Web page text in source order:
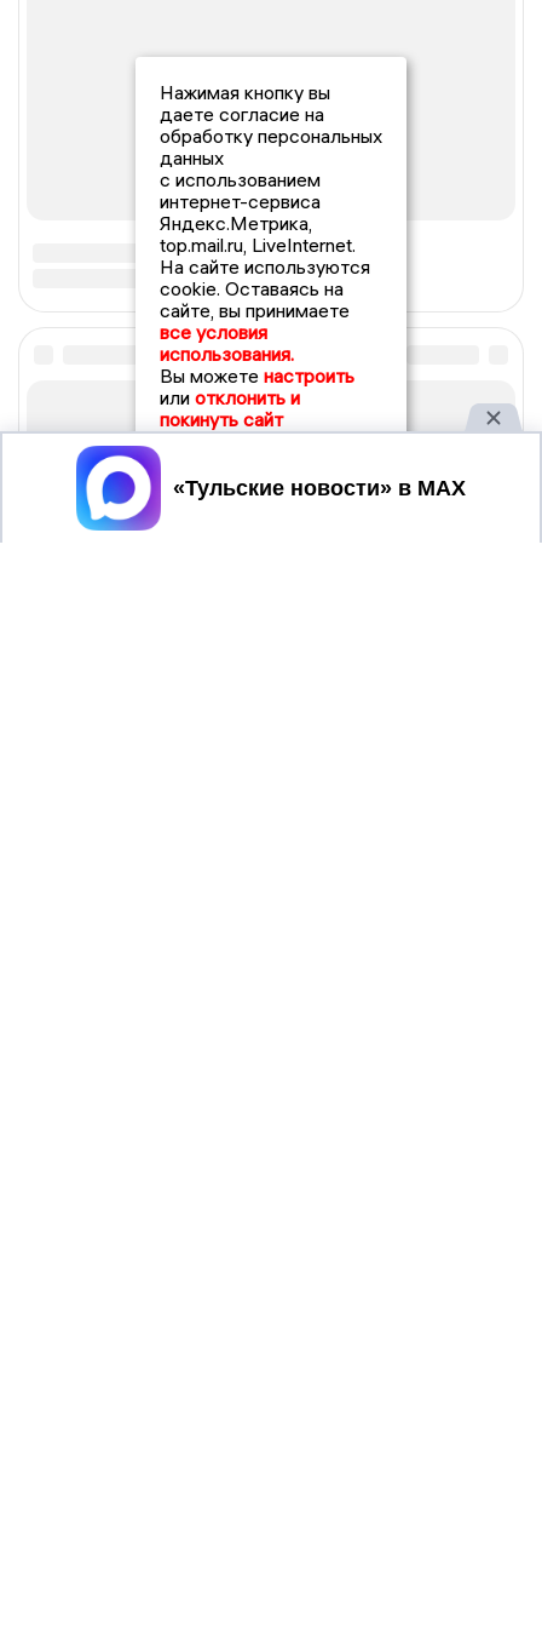
Нажимая кнопку вы
даете согласие на
обработку персональных
данных
с использованием
интернет-сервиса
Яндекс.Метрика,
top.mail.ru, LiveInternet.
На сайте используются
cookie. Оставаясь на
сайте, вы принимаете
все условия
использования.
Вы можете настроить
или отклонить и
покинуть сайт
Принять